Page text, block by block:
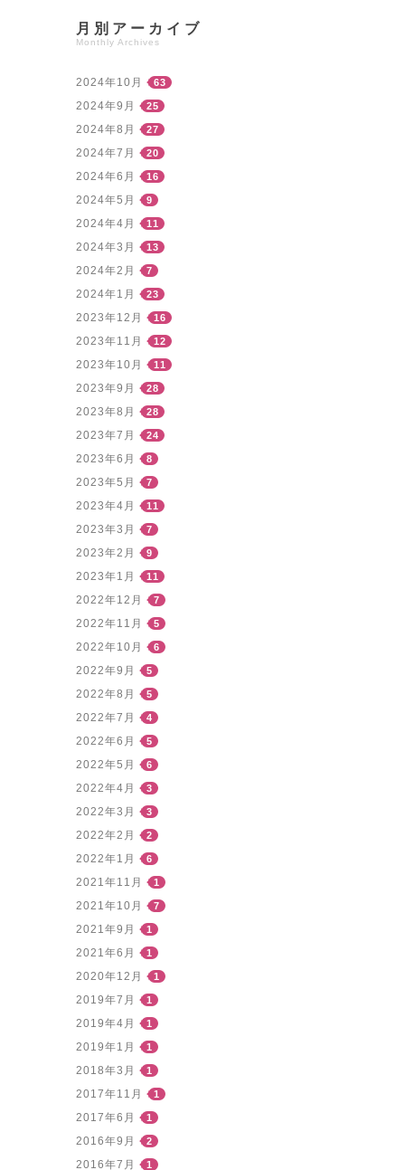
月別アーカイブ
Monthly Archives
2024年10月 63
2024年9月 25
2024年8月 27
2024年7月 20
2024年6月 16
2024年5月 9
2024年4月 11
2024年3月 13
2024年2月 7
2024年1月 23
2023年12月 16
2023年11月 12
2023年10月 11
2023年9月 28
2023年8月 28
2023年7月 24
2023年6月 8
2023年5月 7
2023年4月 11
2023年3月 7
2023年2月 9
2023年1月 11
2022年12月 7
2022年11月 5
2022年10月 6
2022年9月 5
2022年8月 5
2022年7月 4
2022年6月 5
2022年5月 6
2022年4月 3
2022年3月 3
2022年2月 2
2022年1月 6
2021年11月 1
2021年10月 7
2021年9月 1
2021年6月 1
2020年12月 1
2019年7月 1
2019年4月 1
2019年1月 1
2018年3月 1
2017年11月 1
2017年6月 1
2016年9月 2
2016年7月 1